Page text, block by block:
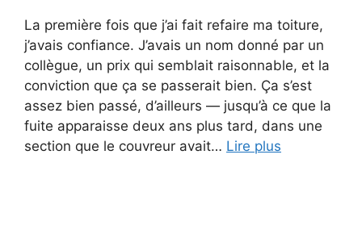
La première fois que j’ai fait refaire ma toiture,
j’avais confiance. J’avais un nom donné par un
collègue, un prix qui semblait raisonnable, et la
conviction que ça se passerait bien. Ça s’est
assez bien passé, d’ailleurs — jusqu’à ce que la
fuite apparaisse deux ans plus tard, dans une
section que le couvreur avait… Lire plus